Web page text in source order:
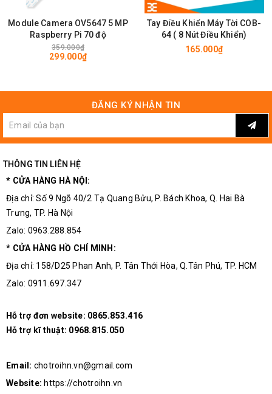
Module Camera OV5647 5 MP
Raspberry Pi 70 độ
359.000₫
299.000₫
Tay Điều Khiển Máy Tời COB-
64 ( 8 Nút Điều Khiển)
165.000₫
ĐĂNG KÝ NHẬN TIN
THÔNG TIN LIÊN HỆ
* CỬA HÀNG HÀ NỘI:
Địa chỉ: Số 9 Ngõ 40/2 Tạ Quang Bửu, P. Bách Khoa, Q. Hai Bà
Trưng, TP. Hà Nội
Zalo: 0963.288.854
* CỬA HÀNG HỒ CHÍ MINH:
Địa chỉ: 158/D25 Phan Anh, P. Tân Thới Hòa, Q.Tân Phú, TP. HCM
Zalo: 0911.697.347
Hỗ trợ đơn website: 0865.853.416
Hỗ trợ kĩ thuật: 0968.815.050
Email: chotroihn.vn@gmail.com
Website: https://chotroihn.vn